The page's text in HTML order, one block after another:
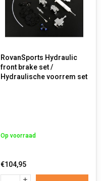
RovanSports Hydraulic
front brake set /
Hydraulische voorrem set
Op voorraad
€104,95